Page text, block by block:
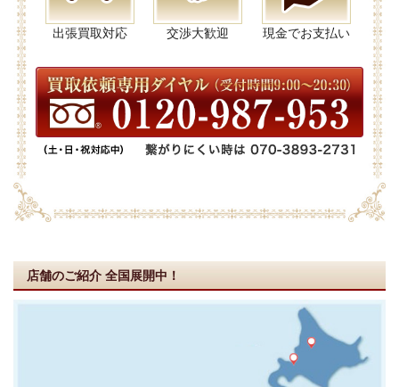
出張買取対応 交渉大歓迎 現金でお支払い
店舗のご紹介 全国展開中！